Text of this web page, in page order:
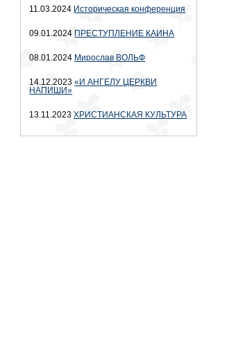
11.03.2024 Историческая конференция
09.01.2024 ПРЕСТУПЛЕНИЕ КАИНА
08.01.2024 Мирослав ВОЛЬФ
14.12.2023«И АНГЕЛУ ЦЕРКВИ
НАПИШИ»
13.11.2023ХРИСТИАНСКАЯ КУЛЬТУРА